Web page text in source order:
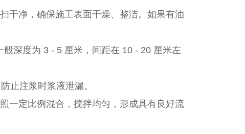
干净，确保施工表面干燥、整洁。如果有油
深度为 3 - 5 厘米，间距在 10 - 20 厘米左
止注浆时浆液泄漏。
一定比例混合，搅拌均匀，形成具有良好流